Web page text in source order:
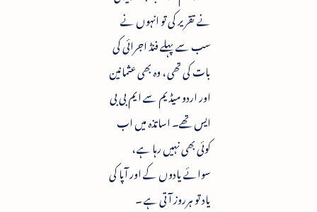
نے تقریر کی تو انہوں نے
سب سے پہلے فنڈ اجرائی کی
بات کی تھی ، وہ بھی عثمانین
اور اردو میڈیم سے ایم بی بی
ایس تھے۔ اساتذہ میں اب
کوئی بھی نہیں رہا ہے ،
سوائے یادوں کے اور آپا کی
یاد تو ہرروز آتی ہے ۔